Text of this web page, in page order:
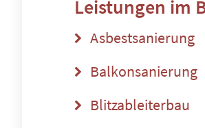
Leistungen im
Asbestsanierung
Balkonsanierung
Blitzableiterbau